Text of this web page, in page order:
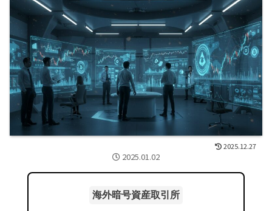
2025.12.27
2025.01.02
海外暗号資産取引所